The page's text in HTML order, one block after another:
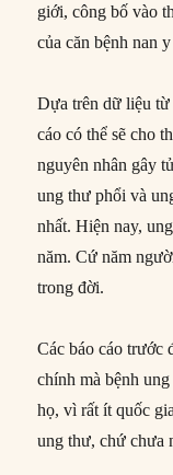
giới, công bố vào
của căn bệnh nan
Dựa trên dữ liệu từ
cáo có thể sẽ cho
nguyên nhân gây
ung thư phổi và
nhất. Hiện nay,
năm. Cứ năm
trong đời.
Các báo cáo trước
chính mà bệnh
họ, vì rất ít quốc
ung thư, chứ chưa